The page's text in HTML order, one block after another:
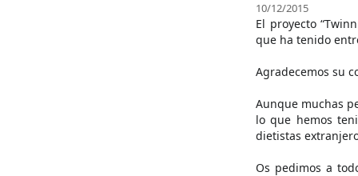
10/12/2015
El proyecto
que ha tenido
Agradecemos su
Aunque muchas
lo que hemos
dietistas
Os pedimos a